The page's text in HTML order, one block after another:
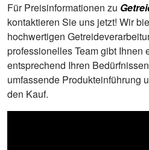
Für Preisinformationen zu
kontaktieren Sie uns jetzt! Wir
hochwertigen
professionelles Team gibt Ihnen
entsprechend Ihren
umfassende Produkteinführung
den Kauf.